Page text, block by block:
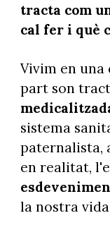
tracta com
cal fer i què
Vivim en
part son
sistema
paternalista,
en realitat,
la nostra